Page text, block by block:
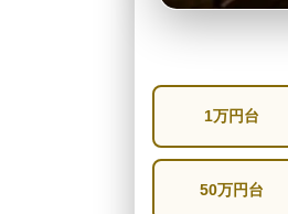
1万円台
50万円台